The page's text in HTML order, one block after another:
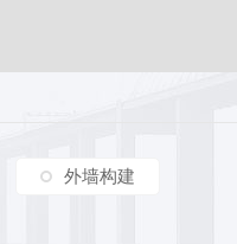
外墙构建